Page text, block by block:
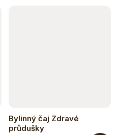
Bylinný čaj Zdravé
průdušky